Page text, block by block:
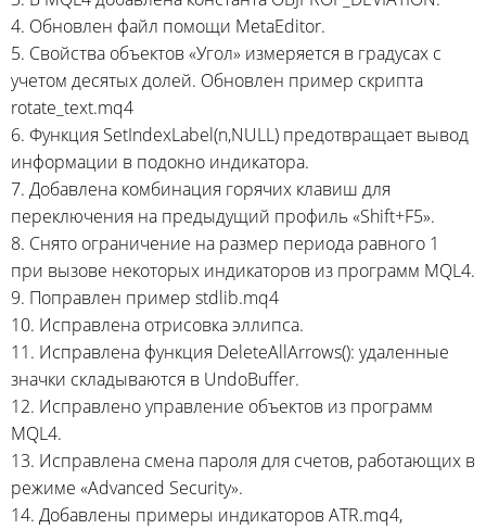
4. Обновлен файл помощи MetaEditor.
5. Свойства объектов «Угол» измеряется в градусах с
учетом десятых долей. Обновлен пример скрипта
rotate_text.mq4
6. Функция SetIndexLabel(n,NULL) предотвращает вывод
информации в подокно индикатора.
7. Добавлена комбинация горячих клавиш для
переключения на предыдущий профиль «Shift+F5».
8. Снято ограничение на размер периода равного 1
при вызове некоторых индикаторов из программ MQL4.
9. Поправлен пример stdlib.mq4
10. Исправлена отрисовка эллипса.
11. Исправлена функция DeleteAllArrows(): удаленные
значки складываются в UndoBuffer.
12. Исправлено управление объектов из программ
MQL4.
13. Исправлена смена пароля для счетов, работающих в
режиме «Advanced Security».
14. Добавлены примеры индикаторов ATR.mq4,